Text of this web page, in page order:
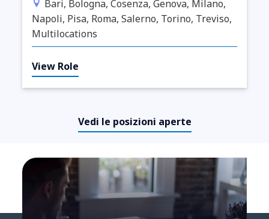
Bari, Bologna, Cosenza, Genova, Milano,
Napoli, Pisa, Roma, Salerno, Torino, Treviso,
Multilocations
View Role
Vedi le posizioni aperte